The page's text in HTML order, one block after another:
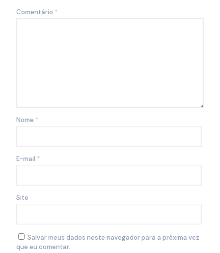
Comentário *
Nome *
E-mail *
Site
Salvar meus dados neste navegador para a próxima vez
que eu comentar.